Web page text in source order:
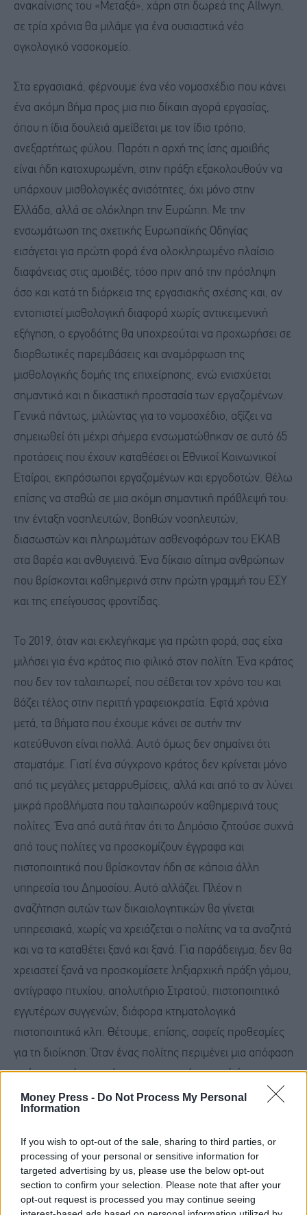
Money Press - Do Not Process My Personal
Information
If you wish to opt-out of the sale, sharing to third parties, or
processing of your personal or sensitive information for
targeted advertising by us, please use the below opt-out
section to confirm your selection. Please note that after your
opt-out request is processed you may continue seeing
ανακαίνισης του «Μεταξά», χάρη στη δωρεά της Allwyn,
σε τρία χρόνια θα μιλάμε για ένα ουσιαστικά νέο
ογκολογικό νοσοκομείο.
Στα εργασιακά, φέρνουμε ένα νέο νομοσχέδιο που κάνει
ένα ακόμη βήμα προς μια πιο δίκαιη αγορά εργασίας,
όπου η ίδια δουλειά αμείβεται με τον ίδιο τρόπο,
ανεξαρτήτως φύλου. Παρότι η αρχή της ίσης αμοιβής
είναι ήδη κατοχυρωμένη, στην πράξη εξακολουθούν να
υπάρχουν μισθολογικές ανισότητες, όχι μόνο στην
Ελλάδα, αλλά σε ολόκληρη την Ευρώπη. Με την
ενσωμάτωση της σχετικής Ευρωπαϊκής Οδηγίας
εισάγεται για πρώτη φορά ένα ολοκληρωμένο πλαίσιο
διαφάνειας στις αμοιβές, τόσο πριν από την πρόσληψη
όσο και κατά τη διάρκεια της εργασιακής σχέσης και, αν
εντοπιστεί μισθολογική διαφορά χωρίς αντικειμενική
εξήγηση, ο εργοδότης θα υποχρεούται να προχωρήσει σε
διορθωτικές παρεμβάσεις και αναμόρφωση της
μισθολογικής δομής της επιχείρησης, ενώ ενισχύεται
σημαντικά και η δικαστική προστασία των εργαζομένων.
Γενικά πάντως, μιλώντας για το νομοσχέδιο, αξίζει να
σημειωθεί ότι μέχρι σήμερα ενσωματώθηκαν σε αυτό 65
προτάσεις που έχουν καταθέσει οι Εθνικοί Κοινωνικοί
Εταίροι, εκπρόσωποι εργαζομένων και εργοδοτών. Θέλω
επίσης να σταθώ σε μια ακόμη σημαντική πρόβλεψή του:
την ένταξη νοσηλευτών, βοηθών νοσηλευτών,
διασωστών και πληρωμάτων ασθενοφόρων του ΕΚΑΒ
στα βαρέα και ανθυγιεινά. Ένα δίκαιο αίτημα ανθρώπων
που βρίσκονται καθημερινά στην πρώτη γραμμή του ΕΣΥ
και της επείγουσας φροντίδας.
Το 2019, όταν και εκλεγήκαμε για πρώτη φορά, σας είχα
μιλήσει για ένα κράτος πιο φιλικό στον πολίτη. Ένα κράτος
που δεν τον ταλαιπωρεί, που σέβεται τον χρόνο του και
βάζει τέλος στην περιττή γραφειοκρατία. Εφτά χρόνια
μετά, τα βήματα που έχουμε κάνει σε αυτήν την
κατεύθυνση είναι πολλά. Αυτό όμως δεν σημαίνει ότι
σταματάμε. Γιατί ένα σύγχρονο κράτος δεν κρίνεται μόνο
από τις μεγάλες μεταρρυθμίσεις, αλλά και από το αν λύνει
μικρά προβλήματα που ταλαιπωρούν καθημερινά τους
πολίτες. Ένα από αυτά ήταν ότι το Δημόσιο ζητούσε συχνά
από τους πολίτες να προσκομίζουν έγγραφα και
πιστοποιητικά που βρίσκονταν ήδη σε κάποια άλλη
υπηρεσία του Δημοσίου. Αυτό αλλάζει. Πλέον η
αναζήτηση αυτών των δικαιολογητικών θα γίνεται
υπηρεσιακά, χωρίς να χρειάζεται ο πολίτης να τα αναζητά
και να τα καταθέτει ξανά και ξανά. Για παράδειγμα, δεν θα
χρειαστεί ξανά να προσκομίσετε ληξιαρχική πράξη γάμου,
αντίγραφο πτυχίου, απολυτήριο Στρατού, πιστοποιητικό
εγγυτέρων συγγενών, διάφορα κτηματολογικά
πιστοποιητικά κλπ. Θέτουμε, επίσης, σαφείς προθεσμίες
για τη διοίκηση. Όταν ένας πολίτης περιμένει μια απόφαση
από την οποία προκύπτει οικονομική παροχή ή
αποζημίωση, το Δημόσιο θα πρέπει να απαντά μέσα σε
τρεις μήνες. Βεβαίως, όποιος επιχειρήσει να εξαπατήσει
το κράτος με ψευδή δήλωση, θα βρεθεί αντιμέτωπος με
πρόστιμα που φτάνουν έως και τις 50.000 ευρώ, αλλά και
με τις προβλεπόμενες ποινικές συνέπειες.